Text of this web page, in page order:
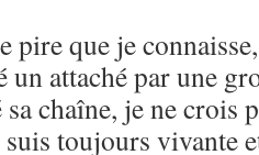
pire que je
un attaché par une
sa chaîne, je ne crois
toujours vivante